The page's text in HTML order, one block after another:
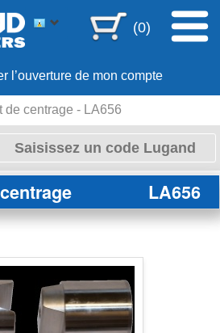
(0)
l’ouverture de mon compte
de centrage - LA656
LA656